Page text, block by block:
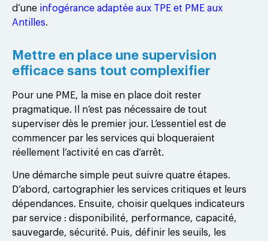
d’une infogérance adaptée aux TPE et PME aux
Antilles.
Mettre en place une supervision
efficace sans tout complexifier
Pour une PME, la mise en place doit rester
pragmatique. Il n’est pas nécessaire de tout
superviser dès le premier jour. L’essentiel est de
commencer par les services qui bloqueraient
réellement l’activité en cas d’arrêt.
Une démarche simple peut suivre quatre étapes.
D’abord, cartographier les services critiques et leurs
dépendances. Ensuite, choisir quelques indicateurs
par service : disponibilité, performance, capacité,
sauvegarde, sécurité. Puis, définir les seuils, les